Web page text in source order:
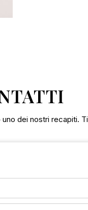
dei nostri recapiti.